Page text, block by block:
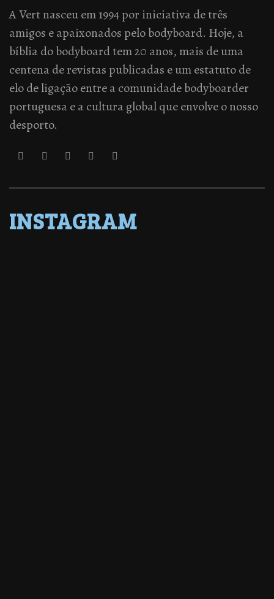
A Vert nasceu em 1994 por iniciativa de três
amigos e apaixonados pelo bodyboard. Hoje, a
bíblia do bodyboard tem 20 anos, mais de uma
centena de revistas publicadas e um estatuto de
elo de ligação entre a comunidade bodyboarder
portuguesa e a cultura global que envolve o nosso
desporto.
INSTAGRAM